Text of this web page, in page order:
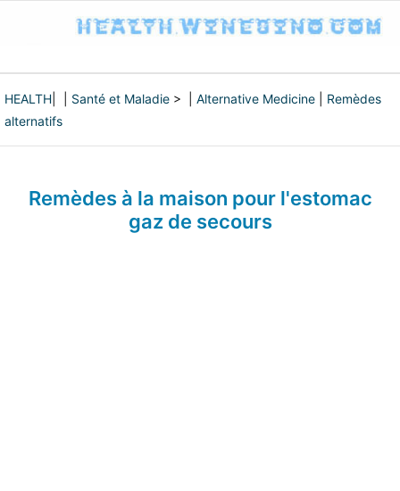
HEALTH Santé et Maladie > | Alternative Medicine
Remèdes
alternatifs
Remèdes à la maison pour l'estomac
gaz de secours